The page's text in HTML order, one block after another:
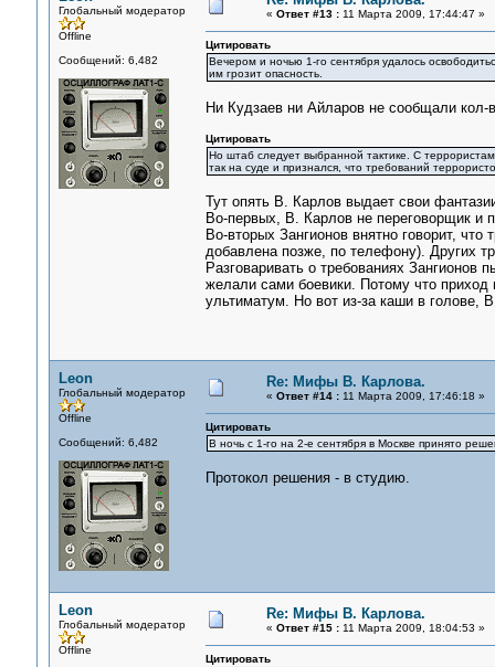
Глобальный модератор
Offline
Сообщений: 6,482
« Ответ #13 :11 Марта 2009, 17:44:47 »
Цитировать
Вечером и ночью 1-го сентября удалось
им грозит опасность.
Ни Кудзаев ни Айларов не сообщали кол-
Цитировать
Но штаб следует выбранной тактике. С
так на суде и признался, что требований
Тут опять В. Карлов выдает свои
Во-первых, В. Карлов не переговорщик и
Во-вторых Зангионов внятно говорит,
добавлена позже, по телефону). Других
Разговаривать о требованиях Зангионов
желали сами боевики. Потому что
ультиматум. Но вот из-за каши в голове,
Leon
Глобальный модератор
Offline
Сообщений: 6,482
Re: Мифы В. Карлова.
« Ответ #14 :11 Марта 2009, 17:46:18 »
Цитировать
В ночь с 1-го на 2-е сентября в Москве принято
Протокол решения - в студию.
Leon
Глобальный модератор
Offline
Re: Мифы В. Карлова.
« Ответ #15 :11 Марта 2009, 18:04:53 »
Цитировать